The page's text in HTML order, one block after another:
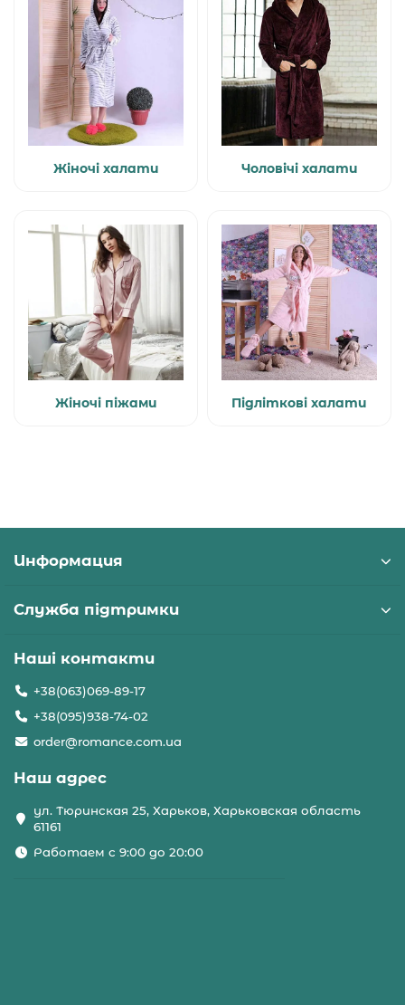
Жіночі халати Чоловічі халати
Жіночі піжами Підліткові халати
Информация
Служба підтримки
Наші контакти
+38(063)069-89-17
+38(095)938-74-02
order@romance.com.ua
Наш адрес
ул. Тюринская 25, Харьков, Харьковская область
61161
Работаем с 9:00 до 20:00